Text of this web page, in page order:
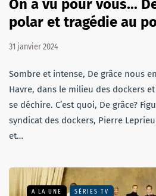
On a vu pour vous...
polar et tragédie au
31 janvier 2024
Sombre et intense, De grâce nous
Havre, dans le milieu des dockers
se déchire. C’est quoi, De grâce?
syndicat des dockers, Pierre
et…
A LA UNE SÉRIES TV